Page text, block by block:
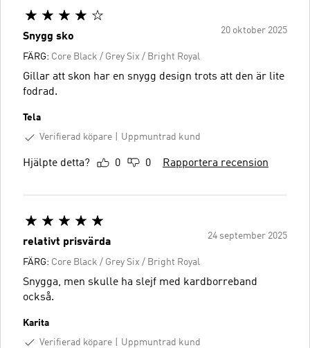
20 oktober 2025
Snygg sko
FÄRG: Core Black / Grey Six / Bright Royal
Gillar att skon har en snygg design trots att den är lite
fodrad.
Tela
Verifierad köpare
Uppmuntrad kund
Hjälpte detta? 0 0 Rapportera recension
24 september 2025
relativt prisvärda
FÄRG: Core Black / Grey Six / Bright Royal
Snygga, men skulle ha slejf med kardborreband
också.
Karita
Verifierad köpare
Uppmuntrad kund